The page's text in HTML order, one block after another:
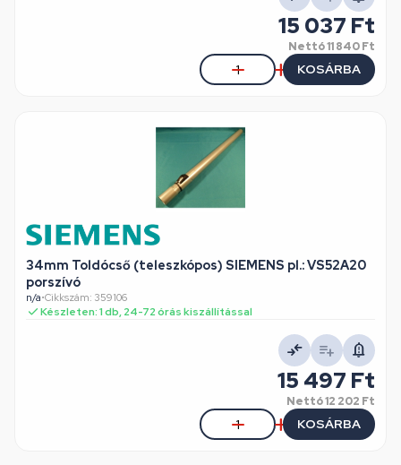
15 037 Ft
Nettó11 840 Ft
KOSÁRBA
34mm Toldócső (teleszkópos) SIEMENS pl.: VS52A20
porszívó
n/a•Cikkszám: 359106
Készleten: 1 db, 24-72 órás kiszállítással
15 497 Ft
Nettó12 202 Ft
KOSÁRBA